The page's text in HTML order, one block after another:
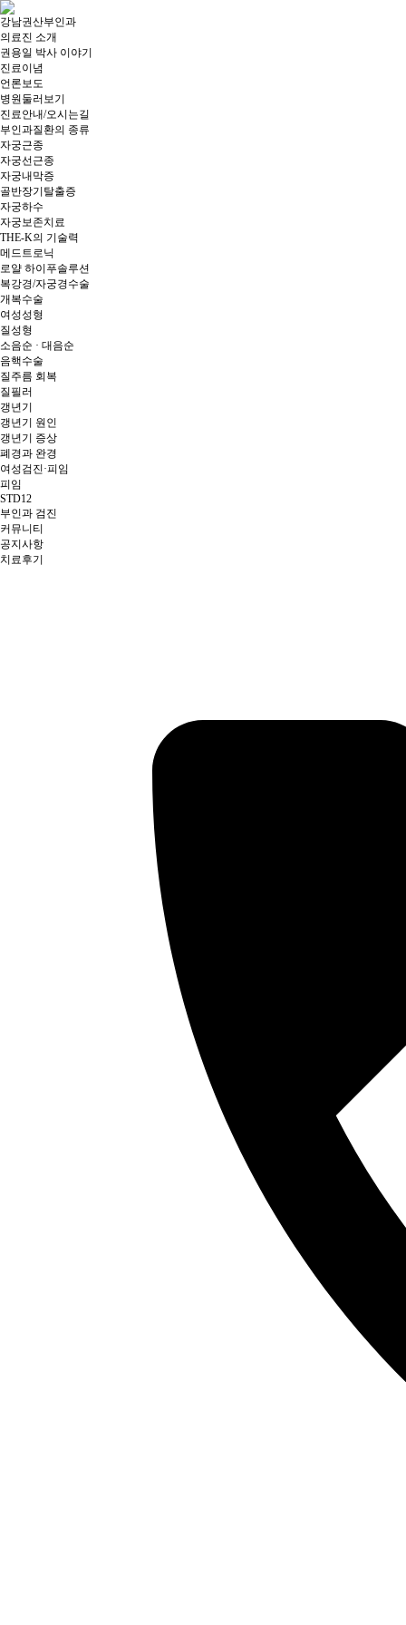
강남권산부인과
의료진 소개
권용일 박사 이야기
진료이념
언론보도
병원둘러보기
진료안내/오시는길
부인과질환의 종류
자궁근종
자궁선근종
자궁내막증
골반장기탈출증
자궁하수
자궁보존치료
THE-K의 기술력
메드트로닉
로얄 하이푸솔루션
복강경/자궁경수술
개복수술
여성성형
질성형
소음순 · 대음순
음핵수술
질주름 회복
질필러
갱년기
갱년기 원인
갱년기 증상
폐경과 완경
여성검진·피임
피임
STD12
부인과 검진
커뮤니티
공지사항
치료후기